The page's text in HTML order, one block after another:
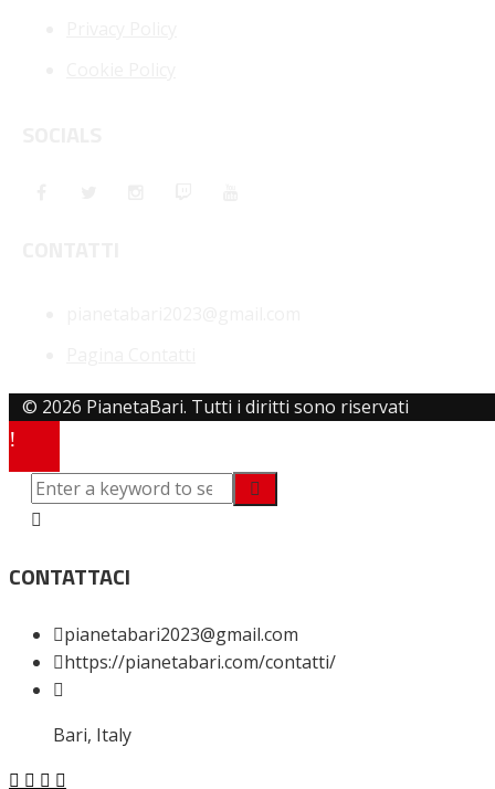
© 2026 PianetaBari. Tutti i diritti sono riservati
CONTATTACI
pianetabari2023@gmail.com
https://pianetabari.com/contatti/
Bari, Italy